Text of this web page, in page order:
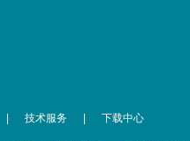
技术服务 下载中心